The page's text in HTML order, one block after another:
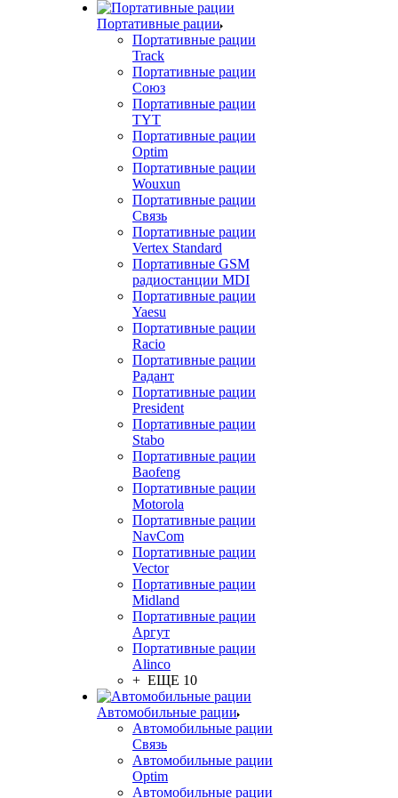
Портативные рации
Портативные рации
Track
Портативные рации
Союз
Портативные рации
TYT
Портативные рации
Optim
Портативные рации
Wouxun
Портативные рации
Связь
Портативные рации
Vertex Standard
Портативные GSM
радиостанции MDI
Портативные рации
Yaesu
Портативные рации
Racio
Портативные рации
Радант
Портативные рации
President
Портативные рации
Stabo
Портативные рации
Baofeng
Портативные рации
Motorola
Портативные рации
NavCom
Портативные рации
Vector
Портативные рации
Midland
Портативные рации
Аргут
Портативные рации
Alinco
+ ЕЩЕ 10
Автомобильные рации
Автомобильные рации
Связь
Автомобильные рации
Optim
Автомобильные рации